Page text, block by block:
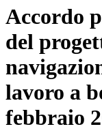
Accordo
del
lavoro a
febbraio